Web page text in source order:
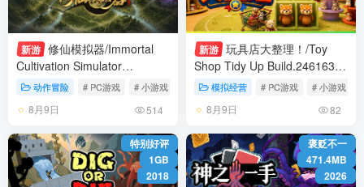
新游 修仙模拟器/Immortal
Cultivation Simulator
Build.24389575 免安装中文版
动作冒险 # PC游戏 # 小游戏 # 动作
8月9日 514
新游 玩具店大整理！/Toy
Shop Tidy Up Build.24616346
免安装中文版
模拟经营 # PC游戏 # 小游戏
8月9日 82
特别好评
1GB
2018
褒贬不一
471.4MB
2026